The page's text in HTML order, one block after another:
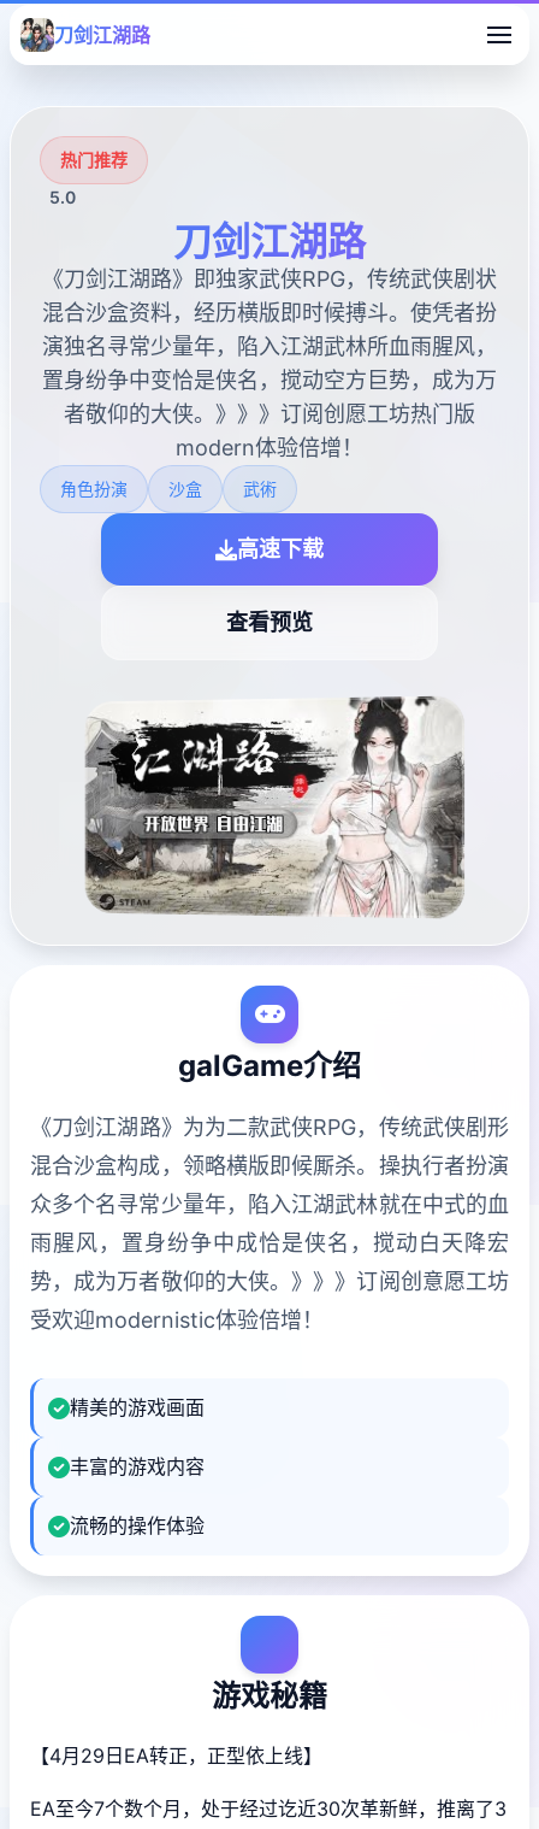
刀剑江湖路
热门推荐
5.0
刀剑江湖路
《刀剑江湖路》即独家武侠RPG，传统武侠剧状
混合沙盒资料，经历横版即时候搏斗。使凭者扮
演独名寻常少量年，陷入江湖武林所血雨腥风，
置身纷争中变恰是侠名，搅动空方巨势，成为万
者敬仰的大侠。》》》订阅创愿工坊热门版
modern体验倍增！
角色扮演 沙盒 武術
高速下载
查看预览
galGame介绍
《刀剑江湖路》为为二款武侠RPG，传统武侠剧形
混合沙盒构成，领略横版即候厮杀。操执行者扮演
众多个名寻常少量年，陷入江湖武林就在中式的血
雨腥风，置身纷争中成恰是侠名，搅动白天降宏
势，成为万者敬仰的大侠。》》》订阅创意愿工坊
受欢迎modernistic体验倍增！
精美的游戏画面
丰富的游戏内容
流畅的操作体验
游戏秘籍
【4月29日EA转正，正型依上线】
EA至今7个数个月，处于经过讫近30次革新鲜，推离了3